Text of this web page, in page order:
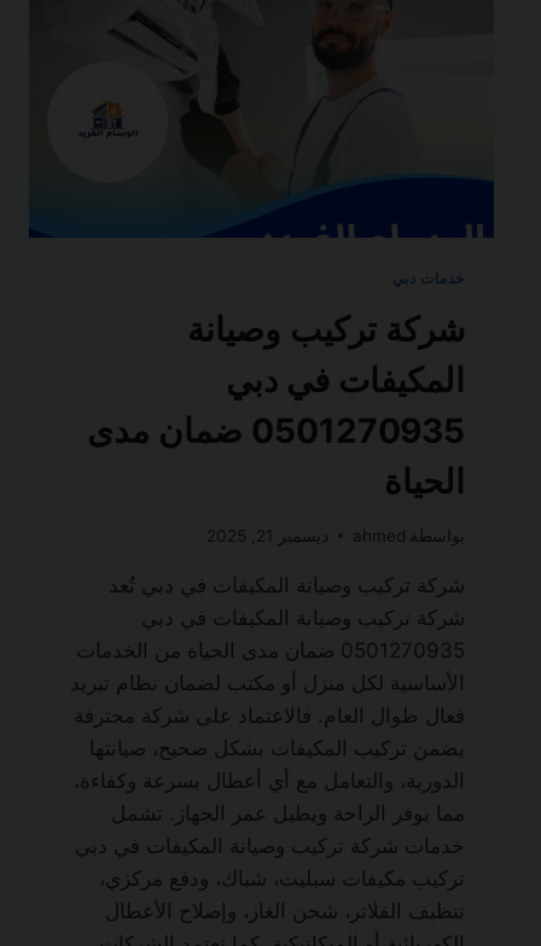
خدمات دبي
شركة تركيب وصيانة
المكيفات في دبي
0501270935 ضمان مدى
الحياة
بواسطة ahmed ديسمبر 21, 2025
شركة تركيب وصيانة المكيفات في دبي تُعد
شركة تركيب وصيانة المكيفات في دبي
0501270935 ضمان مدى الحياة من الخدمات
الأساسية لكل منزل أو مكتب لضمان نظام تبريد
فعال طوال العام. فالاعتماد على شركة محترفة
يضمن تركيب المكيفات بشكل صحيح، صيانتها
الدورية، والتعامل مع أي أعطال بسرعة وكفاءة،
مما يوفر الراحة ويطيل عمر الجهاز. تشمل
خدمات شركة تركيب وصيانة المكيفات في دبي
تركيب مكيفات سبليت، شباك، ودفع مركزي،
تنظيف الفلاتر، شحن الغاز، وإصلاح الأعطال